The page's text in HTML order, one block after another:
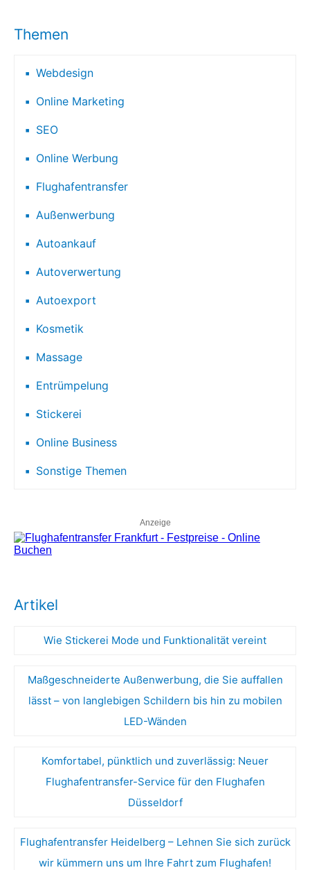
Themen
Webdesign
Online Marketing
SEO
Online Werbung
Flughafentransfer
Außenwerbung
Autoankauf
Autoverwertung
Autoexport
Kosmetik
Massage
Entrümpelung
Stickerei
Online Business
Sonstige Themen
Anzeige
Artikel
Wie Stickerei Mode und Funktionalität vereint
Maßgeschneiderte Außenwerbung, die Sie auffallen
lässt – von langlebigen Schildern bis hin zu mobilen
LED-Wänden
Komfortabel, pünktlich und zuverlässig: Neuer
Flughafentransfer-Service für den Flughafen
Düsseldorf
Flughafentransfer Heidelberg – Lehnen Sie sich zurück
wir kümmern uns um Ihre Fahrt zum Flughafen!